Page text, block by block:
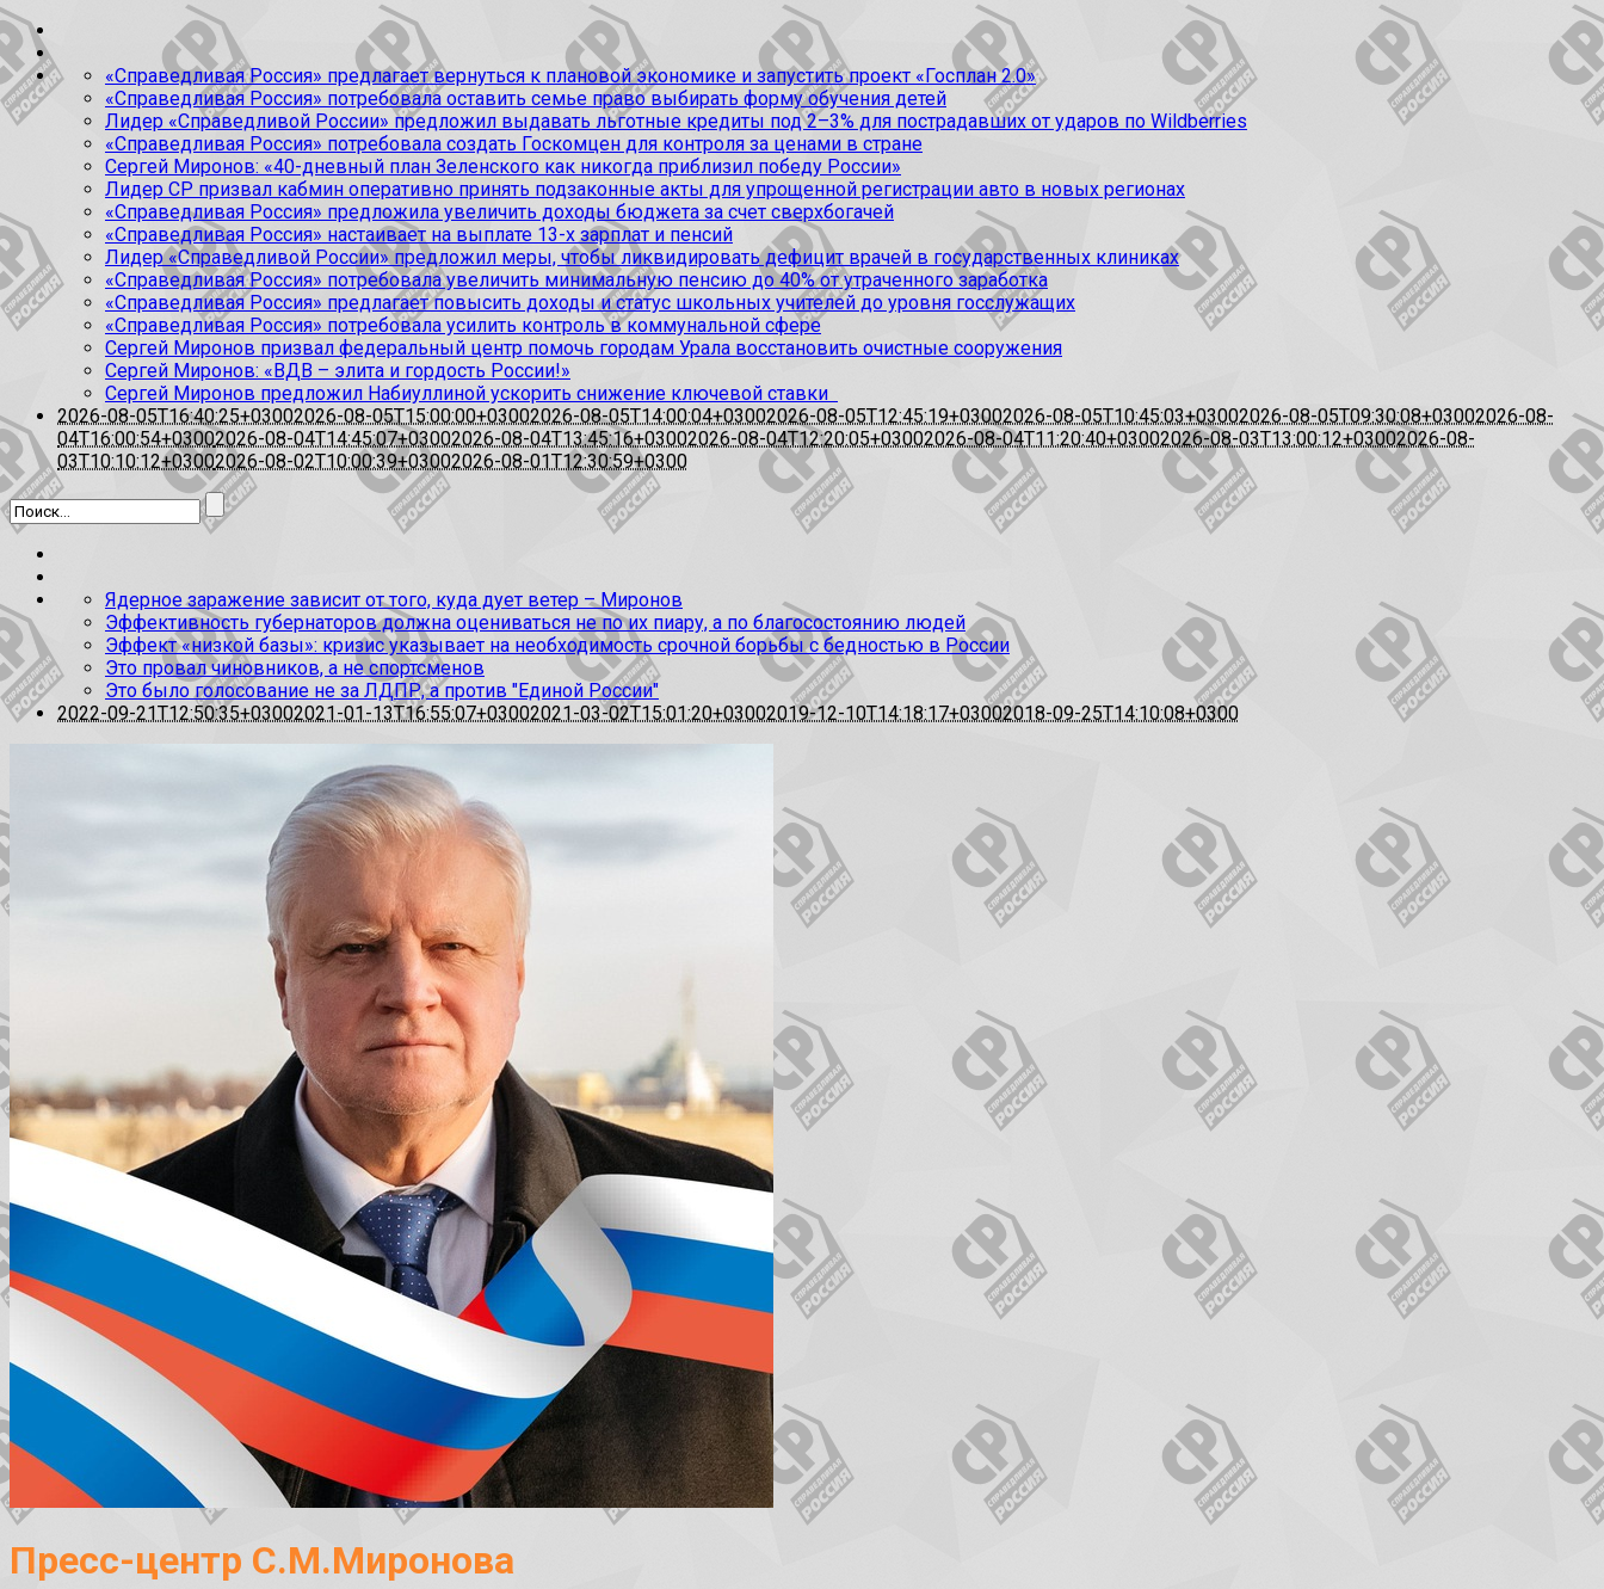
«Справедливая Россия» предлагает вернуться к плановой экономике и запустить проект «Госплан 2.0»
«Справедливая Россия» потребовала оставить семье право выбирать форму обучения детей
Лидер «Справедливой России» предложил выдавать льготные кредиты под 2–3% для пострадавших от ударов по Wildberries
«Справедливая Россия» потребовала создать Госкомцен для контроля за ценами в стране
Сергей Миронов: «40-дневный план Зеленского как никогда приблизил победу России»
Лидер СР призвал кабмин оперативно принять подзаконные акты для упрощенной регистрации авто в новых регионах
«Справедливая Россия» предложила увеличить доходы бюджета за счет сверхбогачей
«Справедливая Россия» настаивает на выплате 13-х зарплат и пенсий
Лидер «Справедливой России» предложил меры, чтобы ликвидировать дефицит врачей в государственных клиниках
«Справедливая Россия» потребовала увеличить минимальную пенсию до 40% от утраченного заработка
«Справедливая Россия» предлагает повысить доходы и статус школьных учителей до уровня госслужащих
«Справедливая Россия» потребовала усилить контроль в коммунальной сфере
Сергей Миронов призвал федеральный центр помочь городам Урала восстановить очистные сооружения
Сергей Миронов: «ВДВ – элита и гордость России!»
Сергей Миронов предложил Набиуллиной ускорить снижение ключевой ставки
2026-08-05T16:40:25+03002026-08-05T15:00:00+03002026-08-05T14:00:04+03002026-08-05T12:45:19+03002026-08-05T10:45:03+03002026-08-05T09:30:08+03002026-08-
04T16:00:54+03002026-08-04T14:45:07+03002026-08-04T13:45:16+03002026-08-04T12:20:05+03002026-08-04T11:20:40+03002026-08-03T13:00:12+03002026-08-
03T10:10:12+03002026-08-02T10:00:39+03002026-08-01T12:30:59+0300
Ядерное заражение зависит от того, куда дует ветер – Миронов
Эффективность губернаторов должна оцениваться не по их пиару, а по благосостоянию людей
Эффект «низкой базы»: кризис указывает на необходимость срочной борьбы с бедностью в России
Это провал чиновников, а не спортсменов
Это было голосование не за ЛДПР, а против "Единой России"
2022-09-21T12:50:35+03002021-01-13T16:55:07+03002021-03-02T15:01:20+03002019-12-10T14:18:17+03002018-09-25T14:10:08+0300
Пресс-центр С.М.Миронова